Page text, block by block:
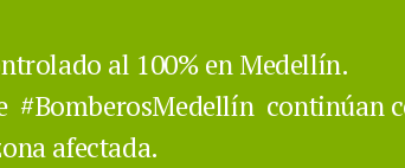
al 100% en Medellín.
#BomberosMedellín continúan
afectada.